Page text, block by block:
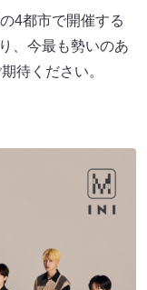
4都市で開催する
、今最も勢いのあ
待ください。